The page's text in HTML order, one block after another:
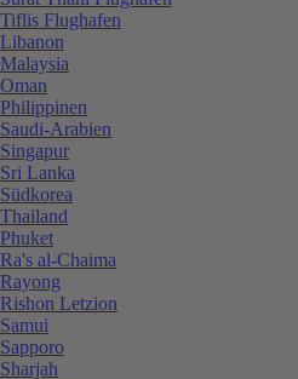
Tiflis Flughafen
Libanon
Malaysia
Oman
Philippinen
Saudi-Arabien
Singapur
Sri Lanka
Südkorea
Thailand
Phuket
Ra's al-Chaima
Rayong
Rishon Letzion
Samui
Sapporo
Sharjah